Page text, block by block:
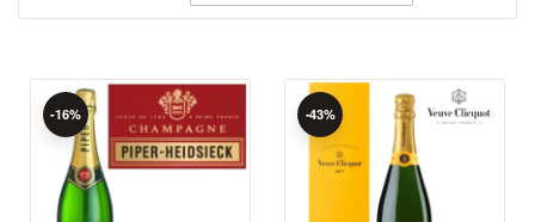
-16% -43%